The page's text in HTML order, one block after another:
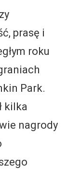
prasę i
roku
Park.
kilka
nagrody